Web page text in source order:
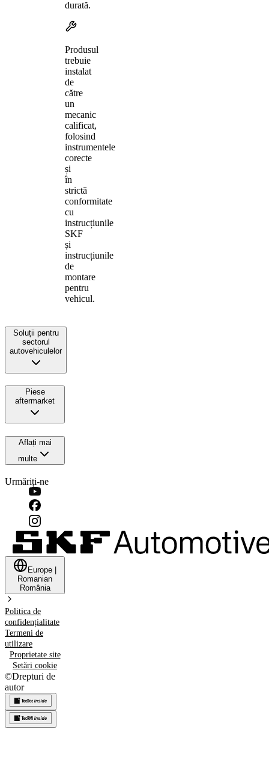
durată.
Produsul
trebuie
instalat
de
către
un
mecanic
calificat,
folosind
instrumentele
corecte
și
în
strictă
conformitate
cu
instrucțiunile
SKF
și
instrucțiunile
de
montare
pentru
vehicul.
Soluții pentru
sectorul
autovehiculelor
Piese
aftermarket
Aflați mai
multe
Urmăriți-ne
Europe
Romanian
România
Politica de
confidențialitate
Termeni de
utilizare
Proprietate site
Setări cookie
©Drepturi de
autor